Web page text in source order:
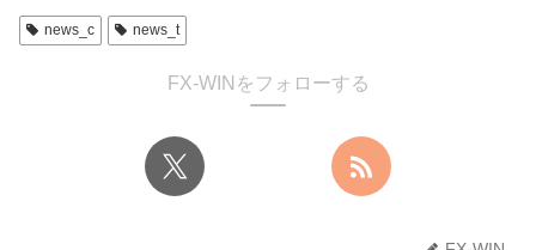
news_c news_t
FX-WINをフォローする